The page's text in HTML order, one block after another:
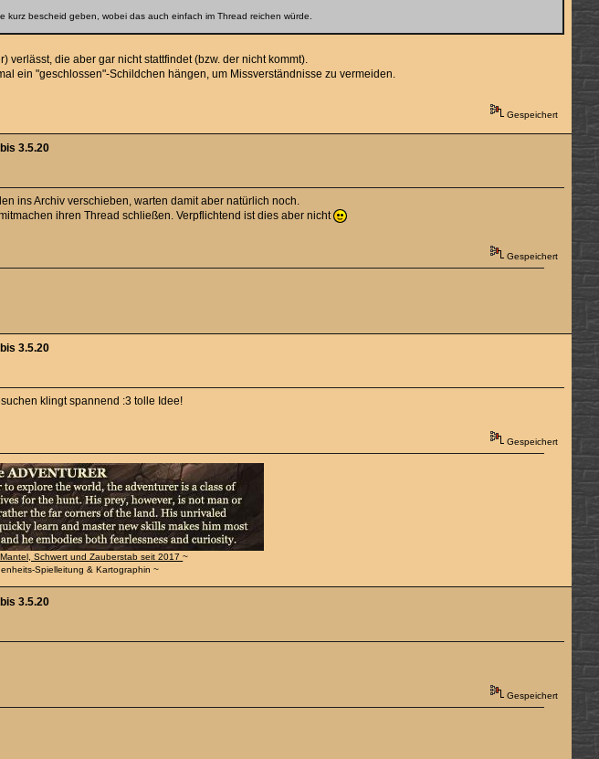
kurz bescheid geben, wobei das auch einfach im Thread reichen würde.
die aber gar nicht stattfindet (bzw. der nicht kommt).
ein "geschlossen"-Schildchen hängen, um Missverständnisse zu vermeiden.
Gespeichert
3.5.20
ins Archiv verschieben, warten damit aber natürlich noch.
ihren Thread schließen. Verpflichtend ist dies aber nicht
Gespeichert
3.5.20
klingt spannend :3 tolle Idee!
Gespeichert
Schwert und Zauberstab seit 2017~
Spielleitung & Kartographin ~
3.5.20
Gespeichert